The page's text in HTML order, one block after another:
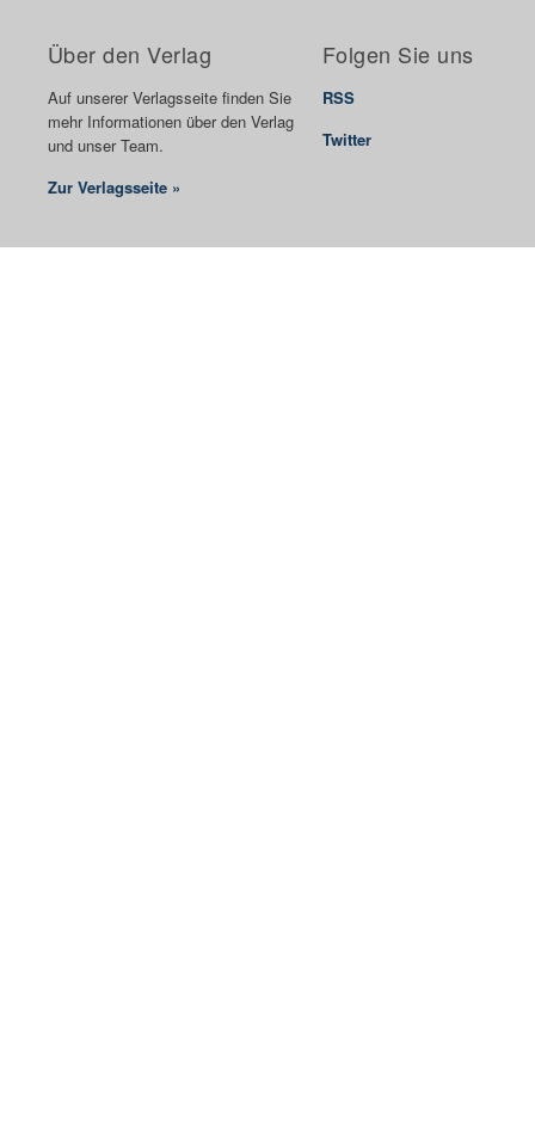
Über den Verlag
Auf unserer Verlagsseite finden Sie
mehr Informationen über den Verlag
und unser Team.
Zur Verlagsseite »
Folgen Sie uns
RSS
Twitter